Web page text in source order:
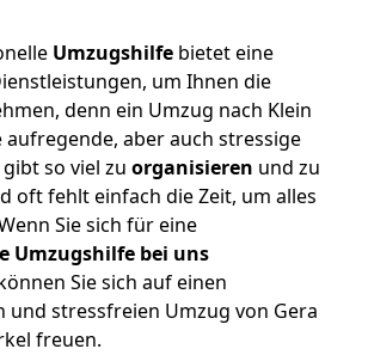
Umzugshilfe bietet eine
um Ihnen die
denn ein Umzug nach Klein
aufregende, aber auch stressige
so viel zu organisieren und zu
oft fehlt einfach die Zeit, um alles
Sie sich für eine
Umzugshilfe bei uns
Sie sich auf einen
und stressfreien Umzug von Gera
freuen.